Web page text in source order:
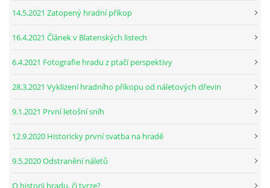
14.5.2021 Zatopený hradní příkop
16.4.2021 Článek v Blatenských listech
6.4.2021 Fotografie hradu z ptačí perspektivy
28.3.2021 Vyklizení hradního příkopu od náletových dřevin
9.1.2021 První letošní sníh
12.9.2020 Historicky první svatba na hradě
9.5.2020 Odstranění náletů
O historii hradu, či tvrze?